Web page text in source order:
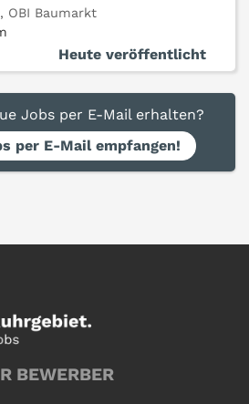
OBI Baumarkt
Heute veröffentlicht
Jobs per E-Mail erhalten?
per E-Mail empfangen!
BEWERBER